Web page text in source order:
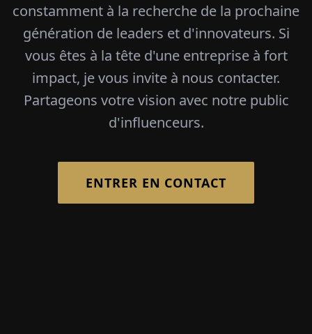
constamment à la recherche de la prochaine
génération de leaders et d'innovateurs. Si
vous êtes à la tête d'une entreprise à fort
impact, je vous invite à nous contacter.
Partageons votre vision avec notre public
d'influenceurs.
ENTRER EN CONTACT